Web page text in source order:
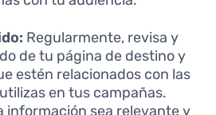
Regularmente, revisa y
de tu página de destino y
estén relacionados con las
en tus campañas.
información sea relevante y